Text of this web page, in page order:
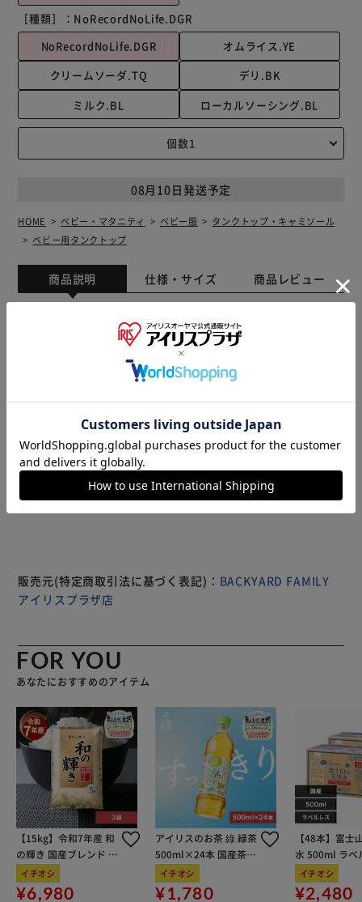
［種類］： NoRecordNoLife.DGR
NoRecordNoLife.DGR
オムライス.YE
クリームソーダ.TQ
デリ.BK
ミルク.BL
ローカルソーシング.BL
08月10日発送予定
HOME ベビー・マタニティ ベビー服
タンクトップ・キャミソール
ベビー用タンクトップ
商品説明 仕様・サイズ 商品レビュー
【紐なし！かぶるだけ着用◎】 三角巾つきの可愛いエプロ
ンセット♪「AND PACKABLE キッズエプロン」が登場。
【コンパクトに持ち運べる】 エプロンを折りたたんでポケ
ットに収納できる。学校や習い事、イベントにぴったり！
【おそろいの三角巾がキュート】 エプロンと同デザインの
かわいい三角巾をセットに。後ろ姿までかわいく仕上げる♪
【ナチュラルなコットン生地】 綿100%の厚手の生地を使
用。お肌に優しい肌触りで、ストレスなくつけられる。
【ユニークなデザイン】 パッと目を惹くユニークなデザイ
※製品は予告なく仕様を変更する場合がございます。あらか
じめご了承ください。
販売元(特定商取引法に基づく表記)： BACKYARD FAMILY
アイリスプラザ店
FOR YOU
あなたにおすすめのアイテム
【15kg】令和7年産 和
の輝き 国産ブレンド 5
kg×3袋
イチオシ
¥6,980
アイリスのお茶 綠 緑茶
500ml×24本 国産茶葉
100％使用
イチオシ
¥1,780
【48本】富士
水 500ml ラベ
イチオシ
¥2,480